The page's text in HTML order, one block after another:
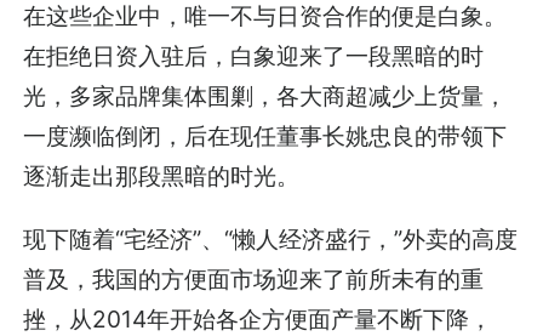
在这些企业中，唯一不与日资合作的便是白象。
在拒绝日资入驻后，白象迎来了一段黑暗的时
光，多家品牌集体围剿，各大商超减少上货量，
一度濒临倒闭，后在现任董事长姚忠良的带领下
逐渐走出那段黑暗的时光。
现下随着“宅经济”、“懒人经济盛行，”外卖的高度
普及，我国的方便面市场迎来了前所未有的重
挫，从2014年开始各企方便面产量不断下降，